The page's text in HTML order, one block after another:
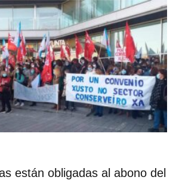
están obligadas al abono del